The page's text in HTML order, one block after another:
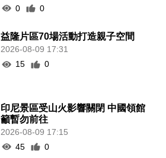
0
0
益隆片區70場活動打造親子空間
2026-08-09 17:31
15
0
印尼景區受山火影響關閉 中國領館
籲暫勿前往
2026-08-09 17:15
45
0